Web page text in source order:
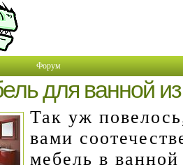
Форум
для ванной
Так уж
вами
мебель в